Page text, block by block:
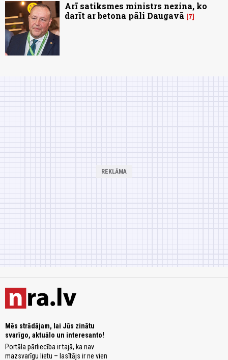
Arī satiksmes ministrs nezina, ko
darīt ar betona pāli Daugavā
7
Mēs strādājam, lai Jūs zinātu
svarīgo, aktuālo un interesanto!
Portāla pārliecība ir tajā, ka nav
mazsvarīgu lietu – lasītājs ir ne vien